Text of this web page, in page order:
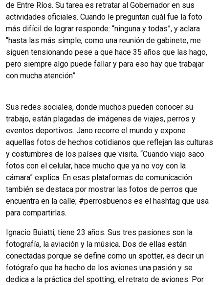
de Entre Ríos. Su tarea es retratar al Gobernador en sus
actividades oficiales. Cuando le preguntan cuál fue la foto
más difícil de lograr responde: “ninguna y todas”, y aclara
“hasta las más simple, como una reunión de gabinete, me
siguen tensionando pese a que hace 35 años que las hago,
pero siempre algo puede fallar y para eso hay que trabajar
con mucha atención”.
Sus redes sociales, donde muchos pueden conocer su
trabajo, están plagadas de imágenes de viajes, perros y
eventos deportivos. Jano recorre el mundo y expone
aquellas fotos de hechos cotidianos que reflejan las culturas
y costumbres de los países que visita. “Cuando viajo saco
fotos con el celular, hace mucho que ya no voy con la
cámara” explica. En esas plataformas de comunicación
también se destaca por mostrar las fotos de perros que
encuentra en la calle; #perrosbuenos es el hashtag que usa
para compartirlas.
Ignacio Buiatti, tiene 23 años. Sus tres pasiones son la
fotografía, la aviación y la música. Dos de ellas están
conectadas porque se define como un spotter, es decir un
fotógrafo que ha hecho de los aviones una pasión y se
dedica a la práctica del spotting, el retrato de aviones. Por